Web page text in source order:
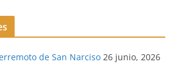
de San Narciso 26 junio, 2026